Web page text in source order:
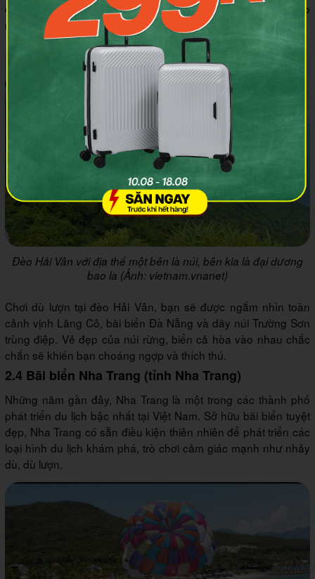
cao 500m so với mực nước biển, đèo Hải Vân mang đến cho
người chơi dù lượn những trải nghiệm thú vị và đầy thử thách.
Đèo Hải Vân với địa thế một bên là núi, bên kia là đại dương
bao la (Ảnh: vietnam.vnanet)
Chơi dù lượn tại đèo Hải Vân, bạn sẽ được ngắm nhìn toàn
cảnh vịnh Lăng Cô, bãi biển Đà Nẵng và dãy núi Trường Sơn
trùng điệp. Vẻ đẹp của núi rừng, biển cả hòa vào nhau chắc
chắn sẽ khiến bạn choáng ngợp và thích thú.
2.4 Bãi biển Nha Trang (tỉnh Nha Trang)
Những năm gần đây, Nha Trang là một trong các thành phố
phát triển du lịch bậc nhất tại Việt Nam. Sở hữu bãi biển tuyệt
đẹp, Nha Trang có sẵn điều kiện thiên nhiên để phát triển các
loại hình du lịch khám phá, trò chơi cảm giác mạnh như nhảy
dù, dù lượn.